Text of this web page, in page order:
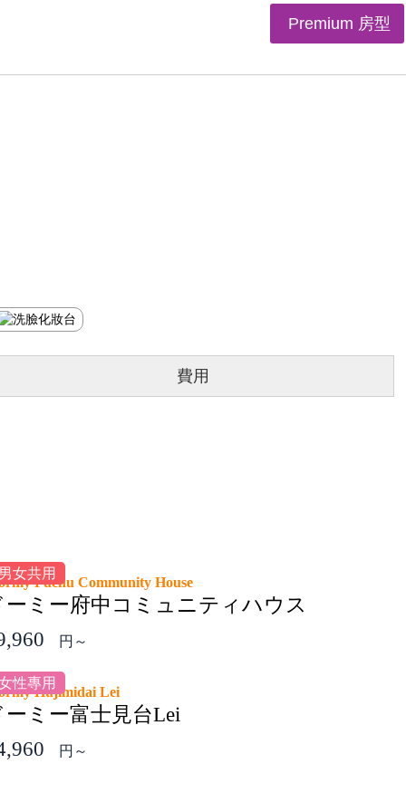
Premium 房型
費用
女共用
Fuchu Community House
ーミー府中コミュニティハウス
円～
性專用
Hujimidai Lei
ーミー富士見台Lei
円～